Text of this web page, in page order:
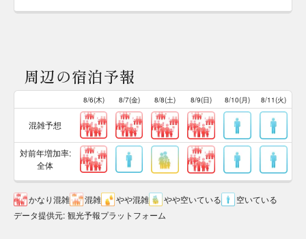
周辺の宿泊予報
8/6(木) 8/7(金) 8/8(土) 8/9(日) 8/10(月) 8/11(火)
混雑予想
対前年増加率:
全体
かなり混雑 混雑 やや混雑 やや空いている
空いている
データ提供元: 観光予報プラットフォーム